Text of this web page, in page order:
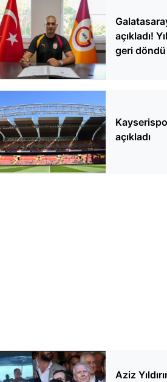
açıkladı!
geri döndü
açıkladı
Aziz